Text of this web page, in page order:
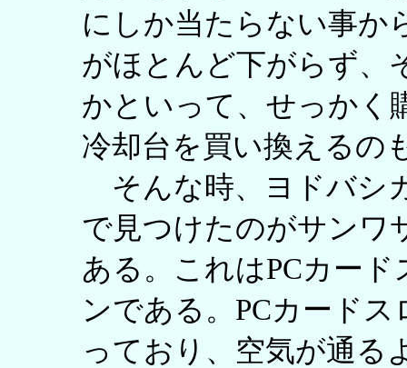
にしか当たらない事か
がほとんど下がらず、
かといって、せっかく
冷却台を買い換えるの
そんな時、ヨドバシ
で見つけたのがサンワ
ある。これはPCカー
ンである。PCカード
っており、空気が通る